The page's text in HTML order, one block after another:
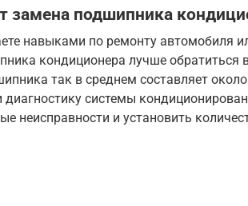
замена подшипника
навыками по ремонту автомобиля
кондиционера лучше обратиться
так в среднем составляет
диагностику системы
неисправности и установить